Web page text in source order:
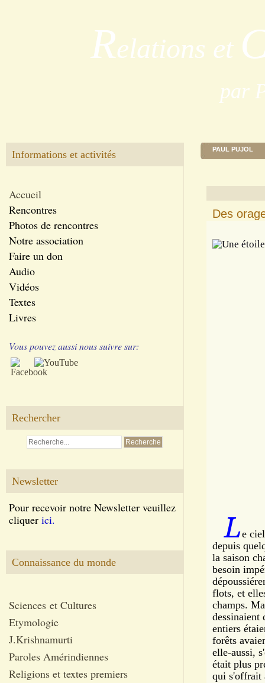
Relations et
par
Informations et activités
Accueil
Rencontres
Photos de rencontres
Notre association
Faire un don
Audio
Vidéos
Textes
Livres
Vous pouvez aussi nous suivre sur:
Rechercher
Newsletter
Pour recevoir notre Newsletter veuillez
cliquer ici.
Connaissance du monde
Sciences et Cultures
Etymologie
J.Krishnamurti
Paroles Amérindiennes
Religions et textes premiers
PAUL PUJOL
Des
Le
depuis
la saison
besoin
flots, et
champs.
dessinaient
entiers
forêts
elle-aussi,
était plus
qui s'offrait